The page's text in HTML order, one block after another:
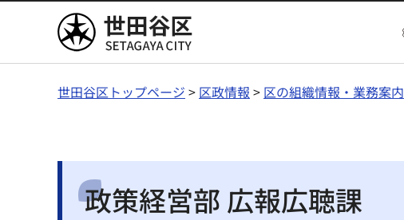
世田谷区
世田谷区トップページ > 区政情報 > 区の組織情報・業務案内
政策経営部 広報広聴課